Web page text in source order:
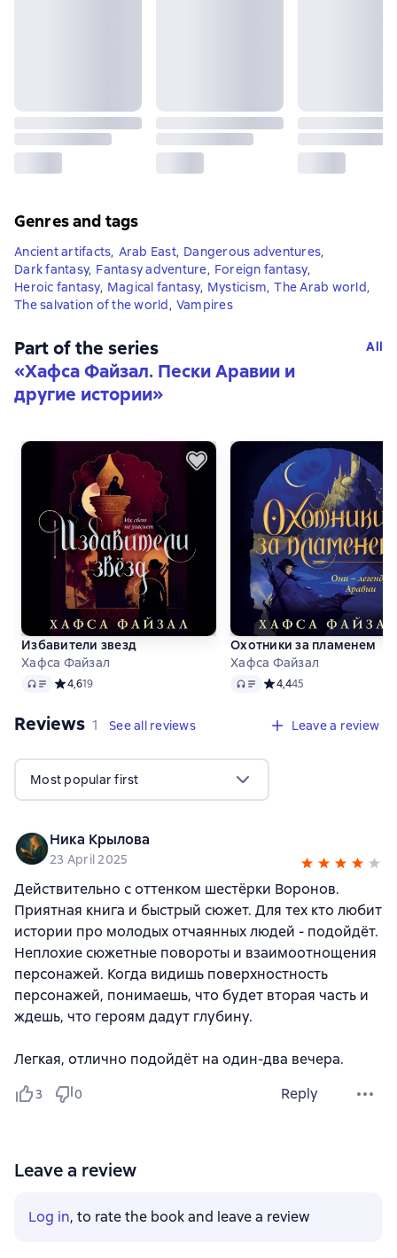
Genres and tags
Ancient artifacts, Arab East, Dangerous adventures,
Dark fantasy, Fantasy adventure, Foreign fantasy,
Heroic fantasy, Magical fantasy, Mysticism, The Arab world,
The salvation of the world, Vampires
Part of the series
«Хафса Файзал. Пески Аравии и
другие истории»
All
Избавители звезд
Хафса Файзал
Audio Средний рейтинг 4,6 на основе 19 оценок
4,619
Охотники за пламенем
Хафса Файзал
Audio Средний рейтинг 4,4 на
4,445
Reviews 1 review
1 See all reviews Leave a review
Most popular first
Ника Крылова
23 April 2025
Действительно с оттенком шестёрки Воронов.
Приятная книга и быстрый сюжет. Для тех кто любит
истории про молодых отчаянных людей - подойдёт.
Неплохие сюжетные повороты и взаимоотнощения
персонажей. Когда видишь поверхностность
персонажей, понимаешь, что будет вторая часть и
ждешь, что героям дадут глубину.
Легкая, отлично подойдёт на один-два вечера.
3 0 Reply
Leave a review
Log in, to rate the book and leave a review